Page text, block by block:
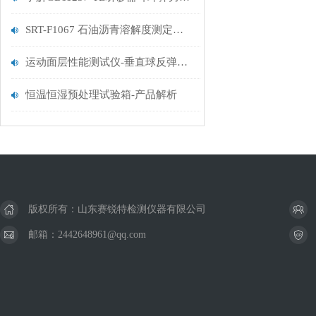
SRT-F1067 石油沥青溶解度测定仪介绍 售后*
运动面层性能测试仪-垂直球反弹法 测试稳定 山东赛锐特
恒温恒湿预处理试验箱-产品解析
版权所有：山东赛锐特检测仪器有限公司
邮箱：2442648961@qq.com